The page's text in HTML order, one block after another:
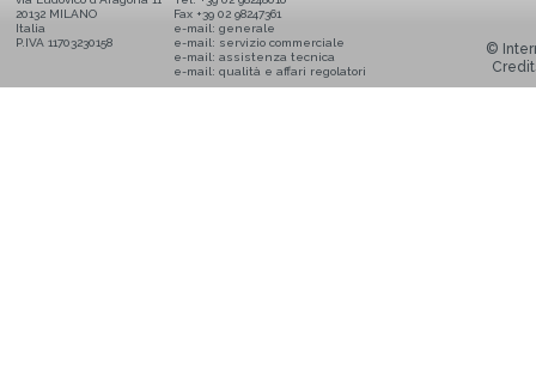
20132 MILANO
Italia
P.IVA 11703230158
Fax +39 02 98247361
e-mail: generale
e-mail: servizio commerciale
e-mail: assistenza tecnica
e-mail: qualità e affari regolatori
©